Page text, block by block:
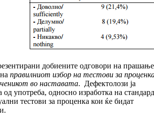
добиените одговори на
правилниот избор на тестови за
во наставата. Дефектолози ја
од упо­тре­ба, односно изработка на
тестови за проценка кои ќе бидат